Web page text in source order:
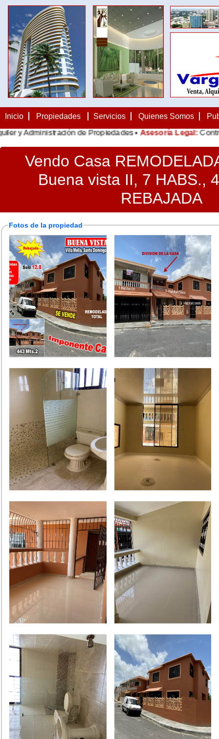
Inicio Propiedades Servicios Quienes Somos
de Propiedades •Asesoría Legal:Contratos,
Vendo Casa
Buena vista II, 7 HABS.,
REBAJADA
Fotos de la propiedad